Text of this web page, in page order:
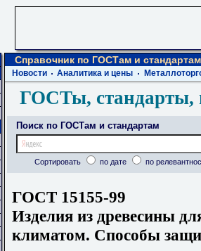
Справочник по ГОСТам и стандартам
Новости Аналитика и цены
ГОСТы, стандарты,
Поиск по ГОСТам и стандартам
Сортировать по дате по
ГОСТ 15155-99
Изделия из древесины
климатом. Способы